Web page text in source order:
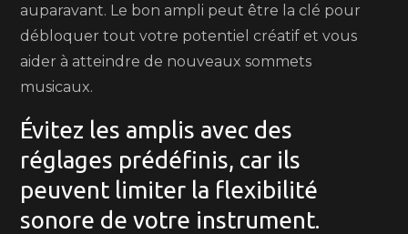
auparavant. Le bon ampli peut être la clé pour
débloquer tout votre potentiel créatif et vous
aider à atteindre de nouveaux sommets
musicaux.
Évitez les amplis avec des
réglages prédéfinis, car ils
peuvent limiter la flexibilité
sonore de votre instrument.